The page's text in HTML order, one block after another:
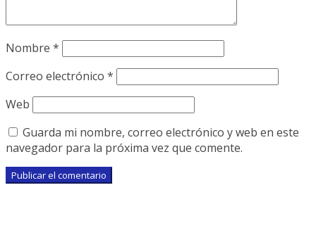
Nombre *
Correo electrónico *
Web
Guarda mi nombre, correo electrónico y web en este
navegador para la próxima vez que comente.